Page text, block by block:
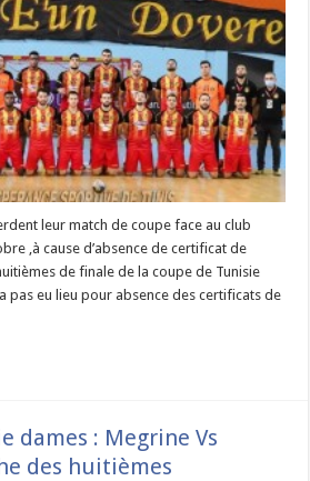
leur match de coupe face au club
,à cause d’absence de certificat de
de finale de la coupe de Tunisie
pas eu lieu pour absence des certificats de
dames : Megrine Vs
des huitièmes